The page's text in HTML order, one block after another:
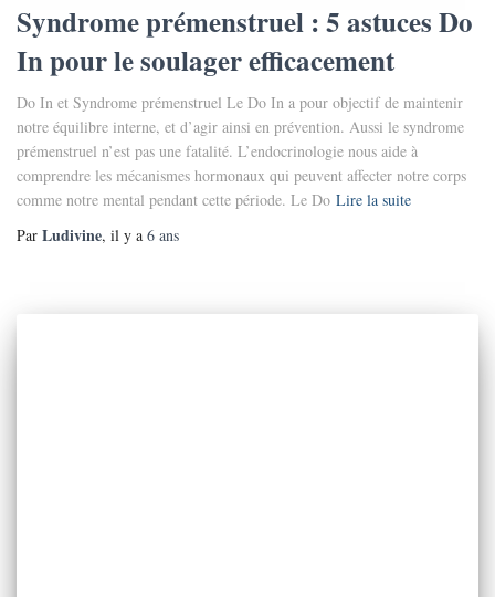
Syndrome prémenstruel : 5 astuces Do
In pour le soulager efficacement
Do In et Syndrome prémenstruel Le Do In a pour objectif de maintenir
notre équilibre interne, et d’agir ainsi en prévention. Aussi le syndrome
prémenstruel n’est pas une fatalité. L’endocrinologie nous aide à
comprendre les mécanismes hormonaux qui peuvent affecter notre corps
comme notre mental pendant cette période. Le Do Lire la suite
Par Ludivine, il y a 6 ans